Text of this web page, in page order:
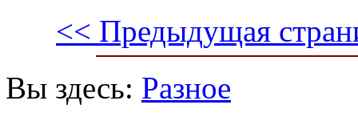
<< Предыдущая
Вы здесь: Разное